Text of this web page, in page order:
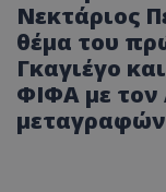
Νεκτάριος
θέμα του
Γκαγιέγο
ΦΙΦΑ με τον